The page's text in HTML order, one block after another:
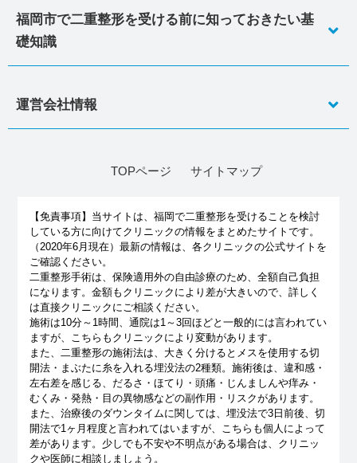
福岡市で二重整形を受ける前に知っておきたい基
礎知識
運営会社情報
TOPページ サイトマップ
【免責事項】 当サイトは、福岡で二重整形を受けることを検討
している方に向けてクリニックの情報をまとめたサイトです。
（2020年6月現在）最新の情報は、各クリニックの公式サイトを
ご確認ください。
二重整形手術は、保険適用外の自由診療のため、全額自己負担
になります。金額もクリニックにより差が大きいので、詳しく
は直接クリニックにご相談ください。
施術は10分～1時間、通院は1～3回ほどと一般的には言われてい
ますが、こちらもクリニックにより変動があります。
また、二重整形の施術法は、大きく分けるとメスを使用する切
開法・まぶたに糸を入れる埋没法の2種類。施術後は、違和感・
左右差を感じる、だるさ・ほてり・頭痛・じんましんや痒み・
むくみ・発熱・目の異物感などの副作用・リスクがあります。
また、治療後のダウンタイムに関しては、埋没法で3日前後、切
開法で1ヶ月程度と言われてはいますが、こちらも個人によって
差があります。少しでも不安や不明点がある場合は、クリニッ
クや医師に相談しましょう。